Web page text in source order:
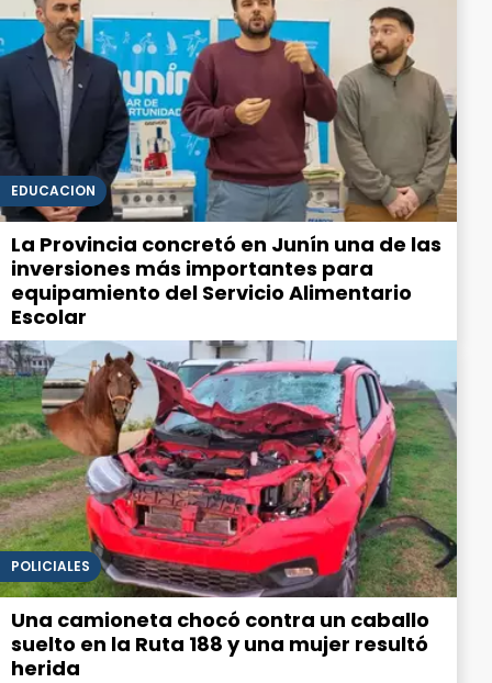
EDUCACIÓN
La Provincia concretó en Junín una de las
inversiones más importantes para
equipamiento del Servicio Alimentario
Escolar
POLICIALES
Una camioneta chocó contra un caballo
suelto en la Ruta 188 y una mujer resultó
herida